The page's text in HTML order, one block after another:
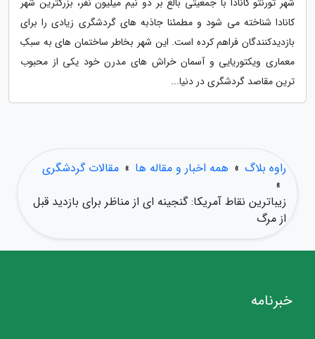
کانادا شناخته می شود و مطمئنا جاذبه های گردشگری زیادی را برای
بازدیدکنندگان فراهم کرده است. این شهر بخاطر ساختمان های به سبکِ
معماری ویکتوریایی و آسمان خراش های مدرن خود یکی از محبوب
ترین مقاصد گردشگری در دنیا...
راوه بلاگ » همه اخبار و مقاله ها » مقالات گردشگری
»
زیباترین نقاط آمریکا: گنجینه ای از مناظر برای بازدید قبل
از مرگ
خبرنامه